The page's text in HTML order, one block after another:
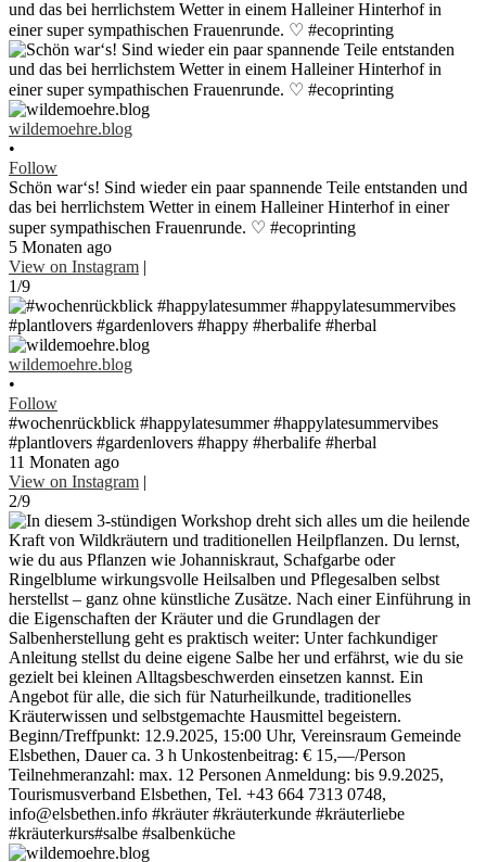
wildemoehre.blog
•
Follow
Schön war‘s! Sind wieder ein paar spannende Teile entstanden und
das bei herrlichstem Wetter in einem Halleiner Hinterhof in einer
super sympathischen Frauenrunde. ♡ #ecoprinting
5 Monaten ago
View on Instagram |
1/9
wildemoehre.blog
•
Follow
#wochenrückblick #happylatesummer #happylatesummervibes
#plantlovers #gardenlovers #happy #herbalife #herbal
11 Monaten ago
View on Instagram |
2/9